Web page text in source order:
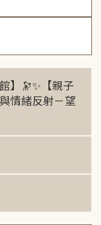
】🔭✨【親子
情緒反射－望